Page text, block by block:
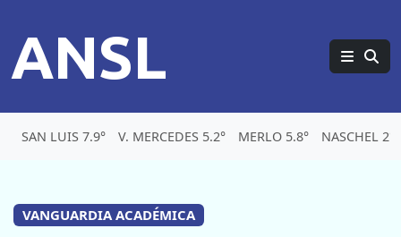
ANSL
SAN LUIS 7.9° V. MERCEDES 5.2° MERLO 5.8° NASCHEL 2°
VANGUARDIA ACADÉMICA